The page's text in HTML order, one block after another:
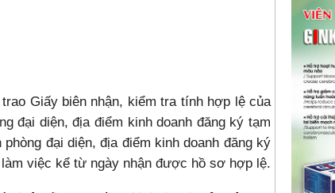
Giấy biên nhận, kiểm tra tính hợp lệ của
đại diện, địa điểm kinh doanh đăng ký tạm
đại diện, địa điểm kinh doanh đăng ký
việc kể từ ngày nhận được hồ sơ hợp lệ.